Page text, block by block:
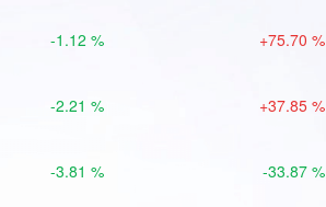
-1.12 % +75.70 %
-2.21 % +37.85 %
-3.81 % -33.87 %